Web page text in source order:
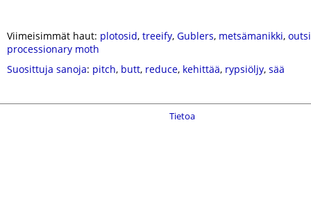
Viimeisimmät haut: plotosid, treeify, Gublers, metsämanikki,
processionary moth
Suosittuja sanoja: pitch, butt, reduce, kehittää, rypsiöljy, sää
Tietoa